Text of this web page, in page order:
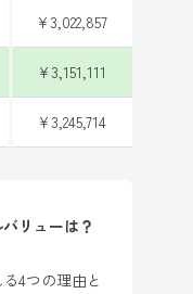
¥3,022,857
¥3,151,111
¥3,245,714
リューは？
4つの理由と